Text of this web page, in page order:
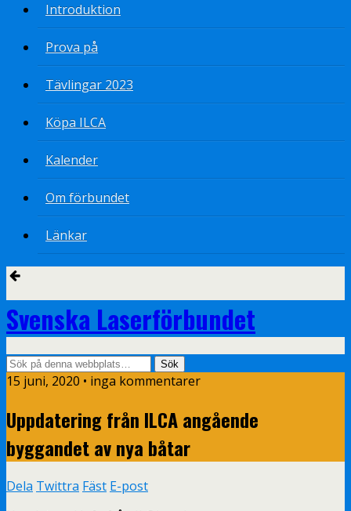
Introduktion
Prova på
Tävlingar 2023
Köpa ILCA
Kalender
Om förbundet
Länkar
Svenska Laserförbundet
15 juni, 2020 • inga kommentarer
Uppdatering från ILCA angående
byggandet av nya båtar
Dela Twittra Fäst E-post